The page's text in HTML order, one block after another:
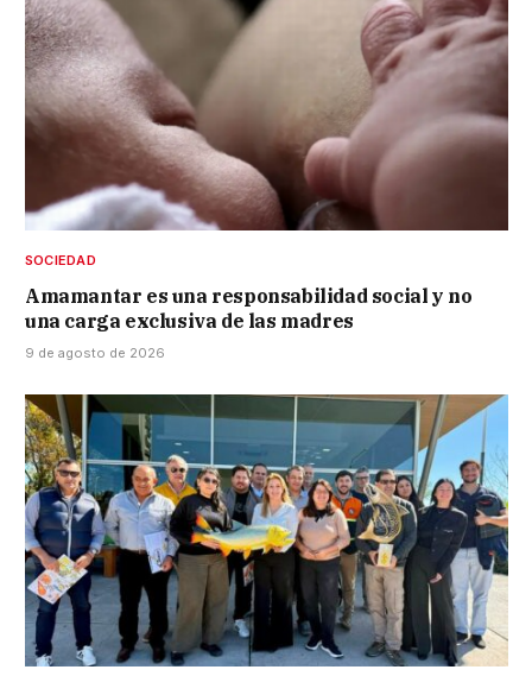
SOCIEDAD
Amamantar es una responsabilidad social y no
una carga exclusiva de las madres
9 de agosto de 2026